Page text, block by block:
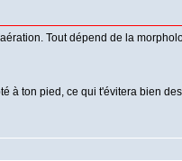
Tout dépend de la
à ton pied, ce qui t'évitera bien